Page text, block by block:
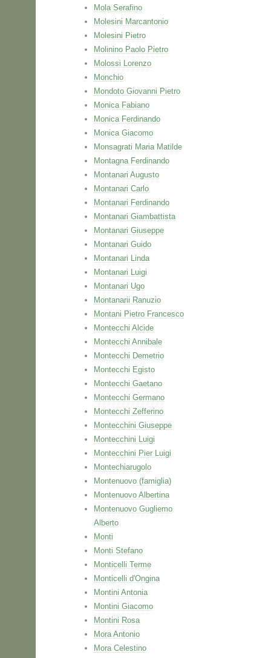
Mola Serafino
Molesini Marcantonio
Molesini Pietro
Molinino Paolo Pietro
Molossi Lorenzo
Monchio
Mondoto Giovanni Pietro
Monica Fabiano
Monica Ferdinando
Monica Giacomo
Monsagrati Maria Matilde
Montagna Ferdinando
Montanari Augusto
Montanari Carlo
Montanari Ferdinando
Montanari Giambattista
Montanari Giuseppe
Montanari Guido
Montanari Linda
Montanari Luigi
Montanari Ugo
Montanarii Ranuzio
Montani Pietro Francesco
Montecchi Alcide
Montecchi Annibale
Montecchi Demetrio
Montecchi Egisto
Montecchi Gaetano
Montecchi Germano
Montecchi Zefferino
Montecchini Giuseppe
Montecchini Luigi
Montecchini Pier Luigi
Montechiarugolo
Montenuovo (famiglia)
Montenuovo Albertina
Montenuovo Gugliemo
Alberto
Monti
Monti Stefano
Monticelli Terme
Monticelli d'Ongina
Montini Antonia
Montini Giacomo
Montini Rosa
Mora Antonio
Mora Celestino